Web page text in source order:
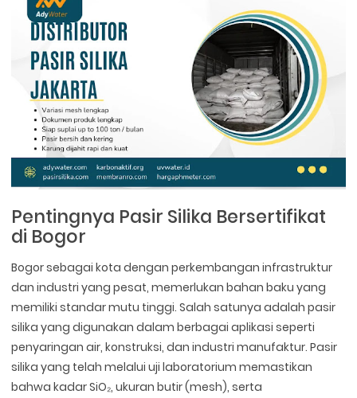
Pentingnya Pasir Silika Bersertifikat
di Bogor
Bogor sebagai kota dengan perkembangan infrastruktur
dan industri yang pesat, memerlukan bahan baku yang
memiliki standar mutu tinggi. Salah satunya adalah pasir
silika yang digunakan dalam berbagai aplikasi seperti
penyaringan air, konstruksi, dan industri manufaktur. Pasir
silika yang telah melalui uji laboratorium memastikan
bahwa kadar SiO₂, ukuran butir (mesh), serta